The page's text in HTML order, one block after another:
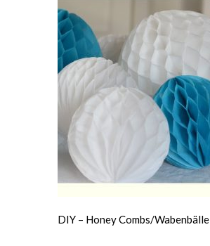
DIY – Honey Combs/